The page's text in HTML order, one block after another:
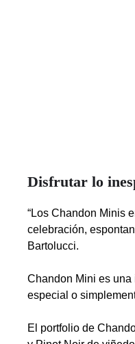
Disfrutar lo
“Los Chandon Minis
celebración,
Bartolucci.
Chandon Mini es una
especial o
El portfolio de